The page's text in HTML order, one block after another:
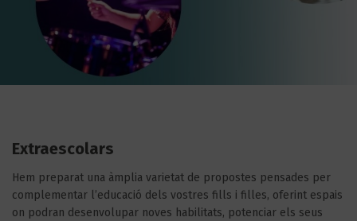
Extraescolars
Hem preparat una àmplia varietat de propostes pensades per
complementar l’educació dels vostres fills i filles, oferint espais
on podran desenvolupar noves habilitats, potenciar els seus